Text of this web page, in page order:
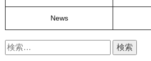
News
検
索: